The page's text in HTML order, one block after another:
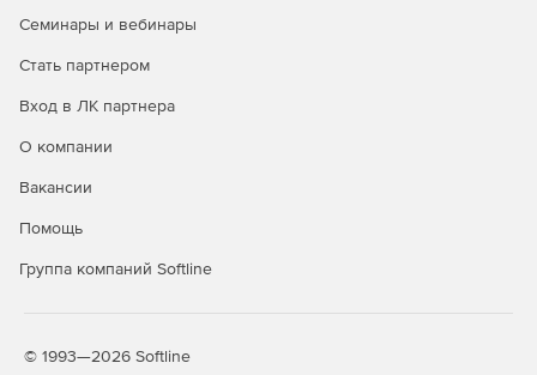
Одна лицензия ИТ-администратора для
серверов и рабочих станций.
испанском, итальянском, немецком и французском.
Семинары и вебинары
Стать партнером
Вход в ЛК партнера
О компании
Вакансии
Помощь
Группа компаний Softline
© 1993—2026 Softline